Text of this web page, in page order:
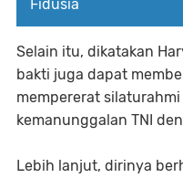
Fidusia
Selain itu, dikatakan
bakti juga dapat
mempererat
kemanunggalan TNI
Lebih lanjut, dirinya